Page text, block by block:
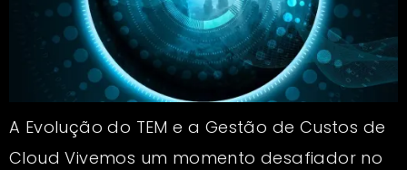
A Evolução do TEM e a Gestão de Custos de
Cloud Vivemos um momento desafiador no